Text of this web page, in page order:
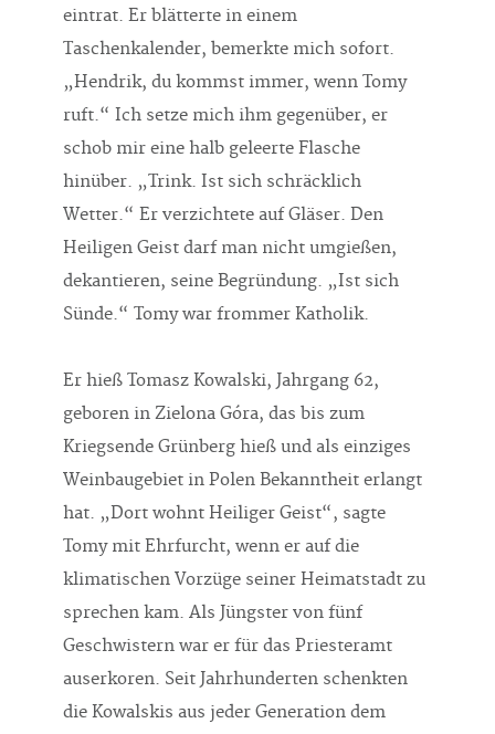
eintrat. Er blätterte in einem
Taschenkalender, bemerkte mich sofort.
„Hendrik, du kommst immer, wenn Tomy
ruft.“ Ich setze mich ihm gegenüber, er
schob mir eine halb geleerte Flasche
hinüber. „Trink. Ist sich schräcklich
Wetter.“ Er verzichtete auf Gläser. Den
Heiligen Geist darf man nicht umgießen,
dekantieren, seine Begründung. „Ist sich
Sünde.“ Tomy war frommer Katholik.
Er hieß Tomasz Kowalski, Jahrgang 62,
geboren in Zielona Góra, das bis zum
Kriegsende Grünberg hieß und als einziges
Weinbaugebiet in Polen Bekanntheit erlangt
hat. „Dort wohnt Heiliger Geist“, sagte
Tomy mit Ehrfurcht, wenn er auf die
klimatischen Vorzüge seiner Heimatstadt zu
sprechen kam. Als Jüngster von fünf
Geschwistern war er für das Priesteramt
auserkoren. Seit Jahrhunderten schenkten
die Kowalskis aus jeder Generation dem